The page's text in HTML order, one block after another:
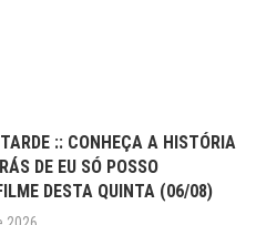
:: CONHEÇA A HISTÓRIA
DE EU SÓ POSSO
DESTA QUINTA (06/08)